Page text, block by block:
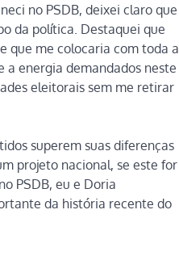
no PSDB, deixei claro que
da política. Destaquei que
que me colocaria com toda a
energia demandados neste
eleitorais sem me retirar
superem suas diferenças
projeto nacional, se este for
PSDB, eu e Doria
da história recente do